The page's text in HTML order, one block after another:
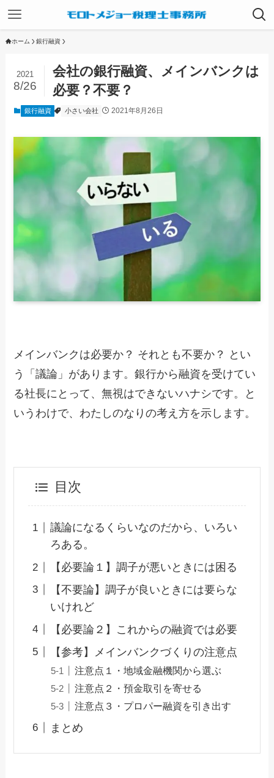
ホーム 銀行融資
会社の銀行融資、メインバンクは
必要？不要？
2021
8/26
銀行融資 小さい会社 2021年8月26日
メインバンクは必要か？ それとも不要か？ とい
う「議論」があります。銀行から融資を受けてい
る社長にとって、無視はできないハナシです。と
いうわけで、わたしのなりの考え方を示します。
目次
議論になるくらいなのだから、いろい
ろある。
【必要論１】調子が悪いときには困る
【不要論】調子が良いときには要らな
いけれど
【必要論２】これからの融資では必要
【参考】メインバンクづくりの注意点
注意点１・地域金融機関から選ぶ
注意点２・預金取引を寄せる
注意点３・プロパー融資を引き出す
まとめ